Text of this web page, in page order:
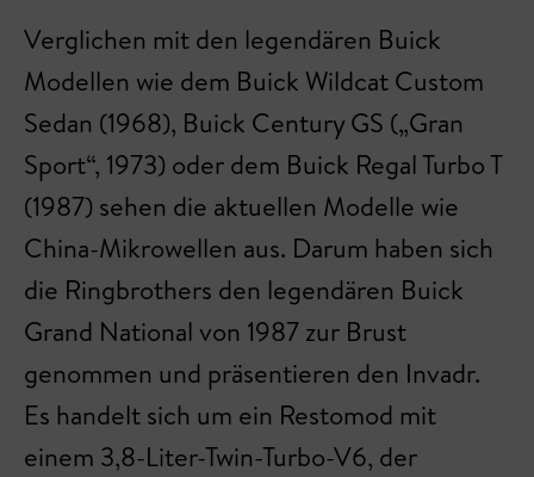
Verglichen mit den legendären Buick
Modellen wie dem Buick Wildcat Custom
Sedan (1968), Buick Century GS („Gran
Sport“, 1973) oder dem Buick Regal Turbo T
(1987) sehen die aktuellen Modelle wie
China-Mikrowellen aus. Darum haben sich
die Ringbrothers den legendären Buick
Grand National von 1987 zur Brust
genommen und präsentieren den Invadr.
Es handelt sich um ein Restomod mit
einem 3,8-Liter-Twin-Turbo-V6, der